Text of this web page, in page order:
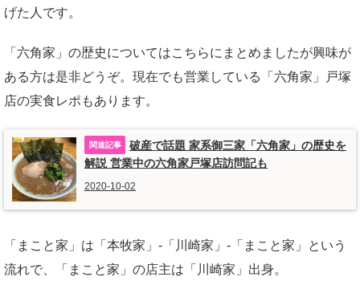
げた人です。
「六角家」の歴史についてはこちらにまとめましたが興味が
ある方は是非どうぞ。現在でも営業している「六角家」戸塚
店の実食レポもあります。
破産で話題 家系御三家「六角家」の歴史を
解説 営業中の六角家戸塚店訪問記も
2020-10-02
「まこと家」は「本牧家」-「川崎家」-「まこと家」という
流れで、「まこと家」の店主は「川崎家」出身。